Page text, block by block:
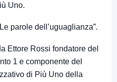
Uno.
parole dell’uguaglianza”.
Ettore Rossi fondatore del
1 e componente del
di Più Uno della